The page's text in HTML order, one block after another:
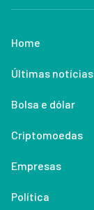
Home
Últimas notícias
Bolsa e dólar
Criptomoedas
Empresas
Política